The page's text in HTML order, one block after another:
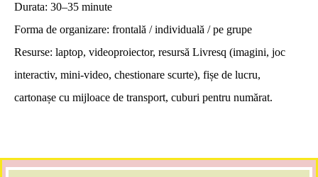
Durata: 30–35 minute
Forma de organizare: frontală / individuală / pe grupe
Resurse: laptop, videoproiector, resursă Livresq (imagini, joc
interactiv, mini-video, chestionare scurte), fișe de lucru,
cartonașe cu mijloace de transport, cuburi pentru numărat.